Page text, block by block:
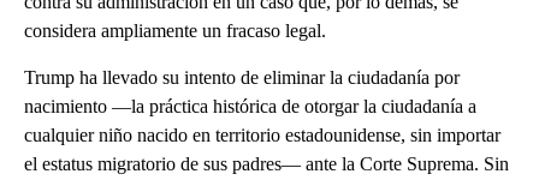
considera ampliamente un fracaso legal.
Trump ha llevado su intento de eliminar la ciudadanía por
nacimiento —la práctica histórica de otorgar la ciudadanía a
cualquier niño nacido en territorio estadounidense, sin importar
el estatus migratorio de sus padres— ante la Corte Suprema. Sin